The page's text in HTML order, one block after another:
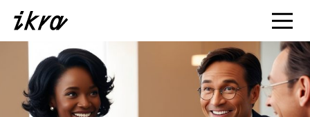
Познакомиться с ИКРОЙ